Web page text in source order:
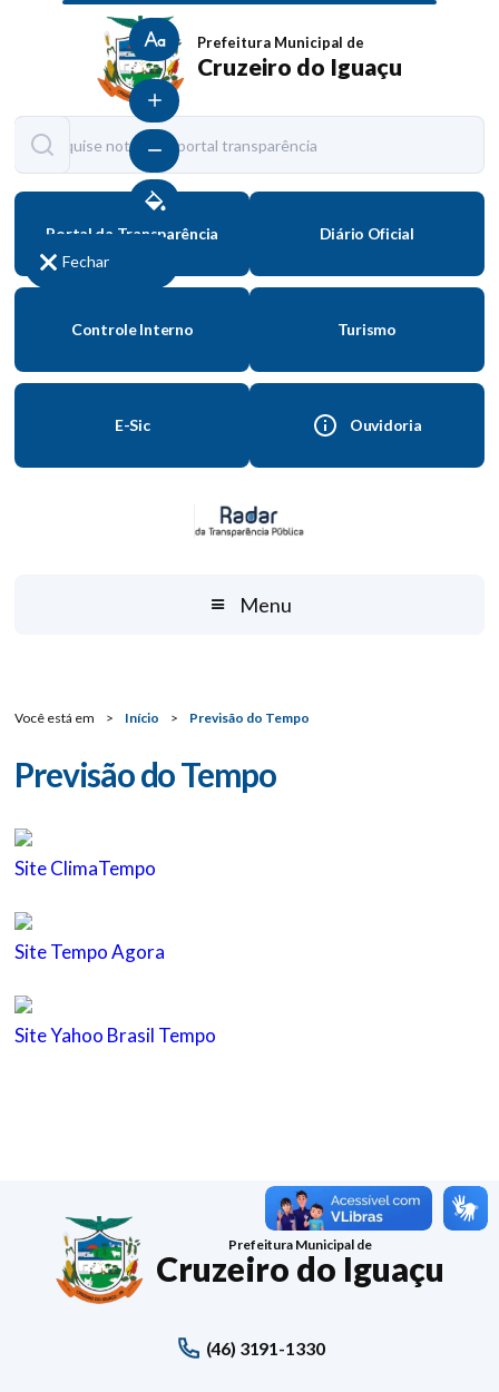
Tamanho normal
Aumentar fonte
Diminuir fonte
Fechar
Prefeitura Municipal de
Cruzeiro do Iguaçu
Portal da Transparência Diário Oficial
Controle Interno Turismo
E-Sic Ouvidoria
Menu
Você está em > Início > Previsão do Tempo
Previsão do Tempo
Site ClimaTempo
Site Tempo Agora
Site Yahoo Brasil Tempo
Prefeitura Municipal de
Cruzeiro do Iguaçu
(46) 3191-1330